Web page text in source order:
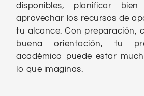
disponibles, planificar
aprovechar los recursos de
tu alcance. Con preparación,
buena orientación, tu
académico puede estar
lo que imaginas.